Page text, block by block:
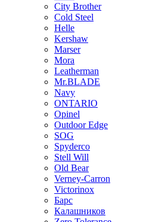
City Brother
Cold Steel
Helle
Kershaw
Marser
Mora
Leatherman
Mr.BLADE
Navy
ONTARIO
Opinel
Outdoor Edge
SOG
Spyderco
Stell Will
Old Bear
Verney-Carron
Victorinox
Барс
Калашников